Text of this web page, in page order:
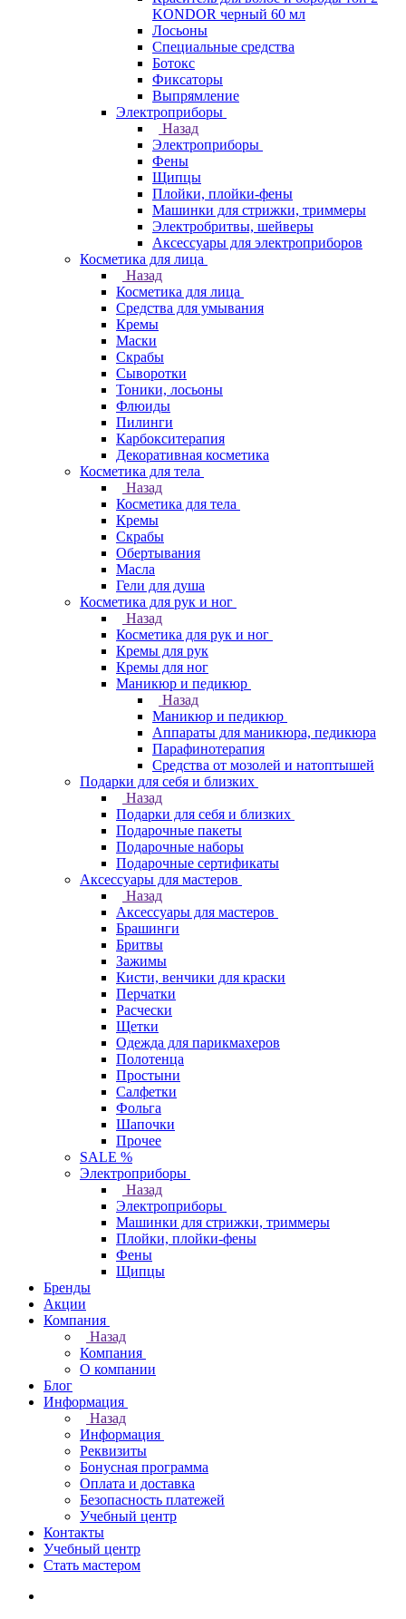
KONDOR черный 60 мл
Лосьоны
Специальные средства
Ботокс
Фиксаторы
Выпрямление
Электроприборы
Назад
Электроприборы
Фены
Щипцы
Плойки, плойки-фены
Машинки для стрижки, триммеры
Электробритвы, шейверы
Аксессуары для электроприборов
Косметика для лица
Назад
Косметика для лица
Средства для умывания
Кремы
Маски
Скрабы
Сыворотки
Тоники, лосьоны
Флюиды
Пилинги
Карбокситерапия
Декоративная косметика
Косметика для тела
Назад
Косметика для тела
Кремы
Скрабы
Обертывания
Масла
Гели для душа
Косметика для рук и ног
Назад
Косметика для рук и ног
Кремы для рук
Кремы для ног
Маникюр и педикюр
Назад
Маникюр и педикюр
Аппараты для маникюра, педикюра
Парафинотерапия
Средства от мозолей и натоптышей
Подарки для себя и близких
Назад
Подарки для себя и близких
Подарочные пакеты
Подарочные наборы
Подарочные сертификаты
Аксессуары для мастеров
Назад
Аксессуары для мастеров
Брашинги
Бритвы
Зажимы
Кисти, венчики для краски
Перчатки
Расчески
Щетки
Одежда для парикмахеров
Полотенца
Простыни
Салфетки
Фольга
Шапочки
Прочее
SALE %
Электроприборы
Назад
Электроприборы
Машинки для стрижки, триммеры
Плойки, плойки-фены
Фены
Щипцы
Бренды
Акции
Компания
Назад
Компания
О компании
Блог
Информация
Назад
Информация
Реквизиты
Бонусная программа
Оплата и доставка
Безопасность платежей
Учебный центр
Контакты
Учебный центр
Стать мастером